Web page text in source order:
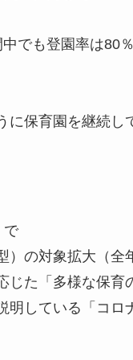
でも登園率は80
保育園を継続し
で
の対象拡大（全
じた「多様な保
明している「コ